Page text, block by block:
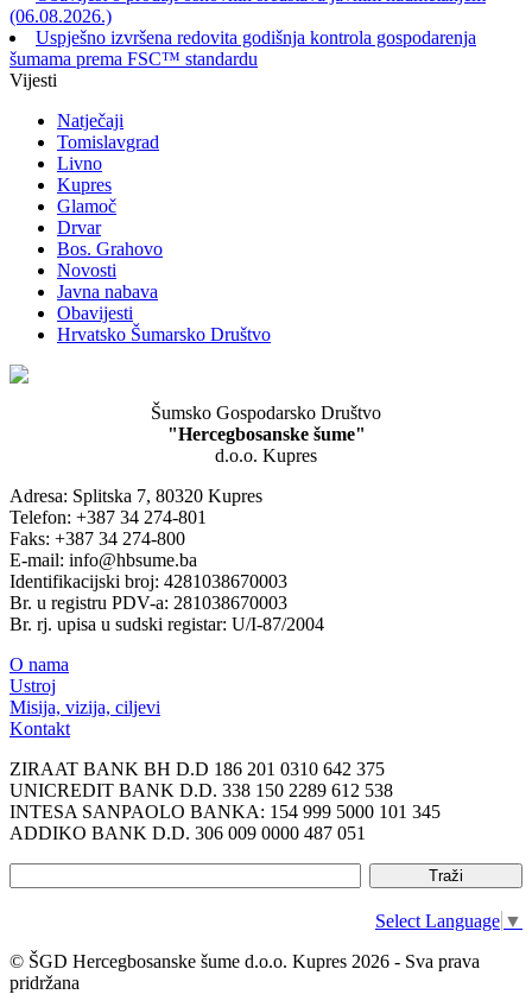
(06.08.2026.)
Uspješno izvršena redovita godišnja kontrola gospodarenja
šumama prema FSC™ standardu
Vijesti
Natječaji
Tomislavgrad
Livno
Kupres
Glamoč
Drvar
Bos. Grahovo
Novosti
Javna nabava
Obavijesti
Hrvatsko Šumarsko Društvo
Šumsko Gospodarsko Društvo
"Hercegbosanske šume"
d.o.o. Kupres
Adresa: Splitska 7, 80320 Kupres
Telefon: +387 34 274-801
Faks: +387 34 274-800
E-mail: info@hbsume.ba
Identifikacijski broj: 4281038670003
Br. u registru PDV-a: 281038670003
Br. rj. upisa u sudski registar: U/I-87/2004
O nama
Ustroj
Misija, vizija, ciljevi
Kontakt
ZIRAAT BANK BH D.D 186 201 0310 642 375
UNICREDIT BANK D.D. 338 150 2289 612 538
INTESA SANPAOLO BANKA: 154 999 5000 101 345
ADDIKO BANK D.D. 306 009 0000 487 051
Select Language ▼
© ŠGD Hercegbosanske šume d.o.o. Kupres 2026 - Sva prava
pridržana